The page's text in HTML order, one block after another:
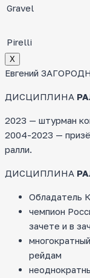
Gravel
Pirelli
Х
Евгений
ДИСЦИПЛИНА
2023 — штурман
2004-2023 —
ралли.
ДИСЦИПЛИНА
Обладатель
чемпион
зачете и в
рейдам